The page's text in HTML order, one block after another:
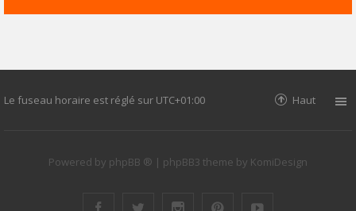
Le fuseau horaire est réglé sur UTC+01:00 Haut
Powered by phpBB ® | phpBB3 theme by KomiDesign